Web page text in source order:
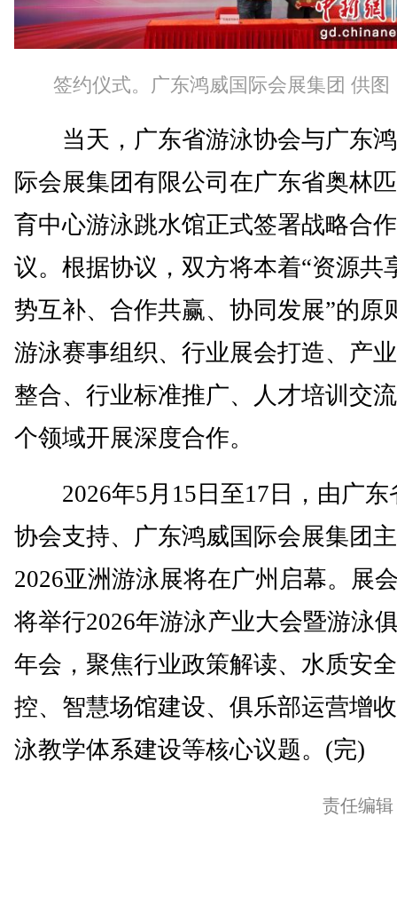
签约仪式。广东鸿威国际会展集团 供图
当天，广东省游泳协会与广东
际会展集团有限公司在广东省奥林
育中心游泳跳水馆正式签署战略合
议。根据协议，双方将本着“资源共
势互补、合作共赢、协同发展”的原
游泳赛事组织、行业展会打造、产
整合、行业标准推广、人才培训交
个领域开展深度合作。
2026年5月15日至17日，由广东
协会支持、广东鸿威国际会展集团
2026亚洲游泳展将在广州启幕。展
将举行2026年游泳产业大会暨游泳
年会，聚焦行业政策解读、水质安
控、智慧场馆建设、俱乐部运营增
泳教学体系建设等核心议题。(完)
责任编